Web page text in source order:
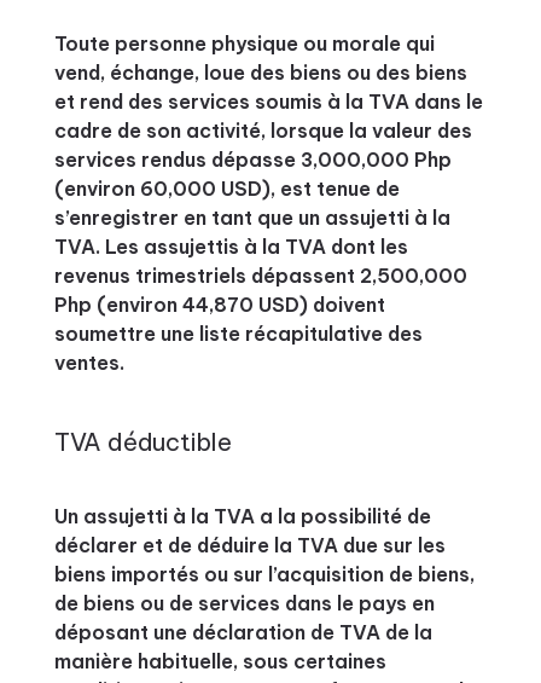
Toute personne physique ou morale qui
vend, échange, loue des biens ou des biens
et rend des services soumis à la TVA dans le
cadre de son activité, lorsque la valeur des
services rendus dépasse 3,000,000 Php
(environ 60,000 USD), est tenue de
s’enregistrer en tant que un assujetti à la
TVA. Les assujettis à la TVA dont les
revenus trimestriels dépassent 2,500,000
Php (environ 44,870 USD) doivent
soumettre une liste récapitulative des
ventes.
TVA déductible
Un assujetti à la TVA a la possibilité de
déclarer et de déduire la TVA due sur les
biens importés ou sur l’acquisition de biens,
de biens ou de services dans le pays en
déposant une déclaration de TVA de la
manière habituelle, sous certaines